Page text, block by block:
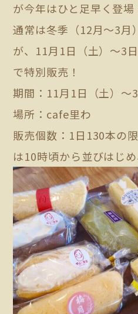
が今年はひと足早く登場
通常は冬季（12月～3月
が、11月1日（土）～3
で特別販売！
期間：11月1日（土）～
場所：cafe里わ
販売個数：1日130本の
は10時頃から並びはじ